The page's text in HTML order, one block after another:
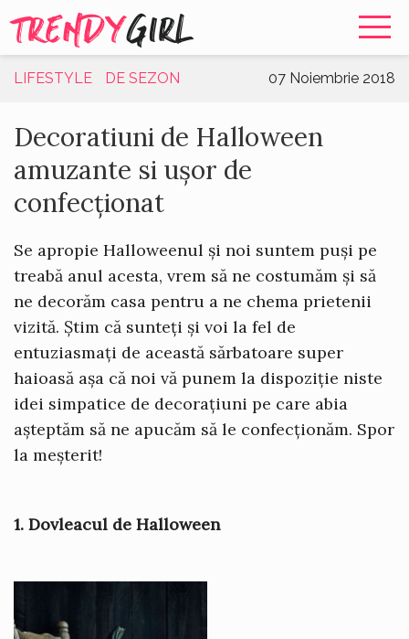
TRENDYGIRL
LIFESTYLE DE SEZON 07 Noiembrie 2018
Decoratiuni de Halloween
amuzante si ușor de
confecționat
Se apropie Halloweenul și noi suntem puși pe
treabă anul acesta, vrem să ne costumăm și să
ne decorăm casa pentru a ne chema prietenii
vizită. Știm că sunteți și voi la fel de
entuziasmați de această sărbatoare super
haioasă așa că noi vă punem la dispoziție niste
idei simpatice de decorațiuni pe care abia
așteptăm să ne apucăm să le confecționăm. Spor
la meșterit!
1. Dovleacul de Halloween